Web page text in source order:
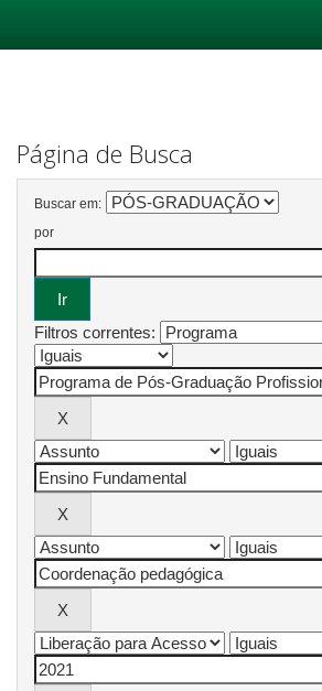
Página de Busca
Buscar em:
por
Filtros correntes: